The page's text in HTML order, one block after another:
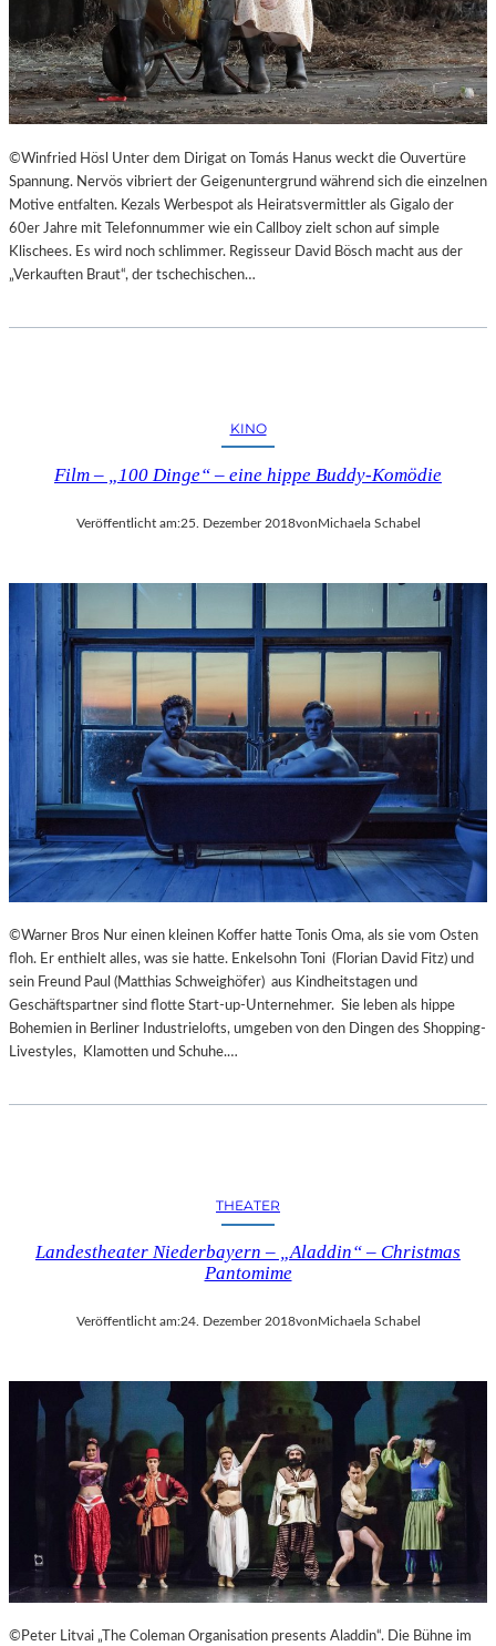
©Winfried Hösl Unter dem Dirigat on Tomás Hanus weckt die Ouvertüre
Spannung. Nervös vibriert der Geigenuntergrund während sich die einzelnen
Motive entfalten. Kezals Werbespot als Heiratsvermittler als Gigalo der
60er Jahre mit Telefonnummer wie ein Callboy zielt schon auf simple
Klischees. Es wird noch schlimmer. Regisseur David Bösch macht aus der
„Verkauften Braut“, der tschechischen…
KINO
Film – „100 Dinge“ – eine hippe Buddy-Komödie
Veröffentlicht am:25. Dezember 2018vonMichaela Schabel
©Warner Bros Nur einen kleinen Koffer hatte Tonis Oma, als sie vom Osten
floh. Er enthielt alles, was sie hatte. Enkelsohn Toni (Florian David Fitz) und
sein Freund Paul (Matthias Schweighöfer) aus Kindheitstagen und
Geschäftspartner sind flotte Start-up-Unternehmer. Sie leben als hippe
Bohemien in Berliner Industrielofts, umgeben von den Dingen des Shopping-
Livestyles, Klamotten und Schuhe.…
THEATER
Landestheater Niederbayern – „Aladdin“ – Christmas
Pantomime
Veröffentlicht am:24. Dezember 2018vonMichaela Schabel
©Peter Litvai „The Coleman Organisation presents Aladdin“. Die Bühne im